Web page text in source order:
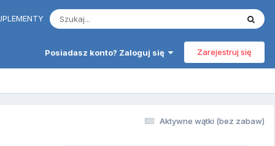
Posiadasz konto? Zaloguj się Zarejestruj się
Aktywne wątki (bez zabaw)